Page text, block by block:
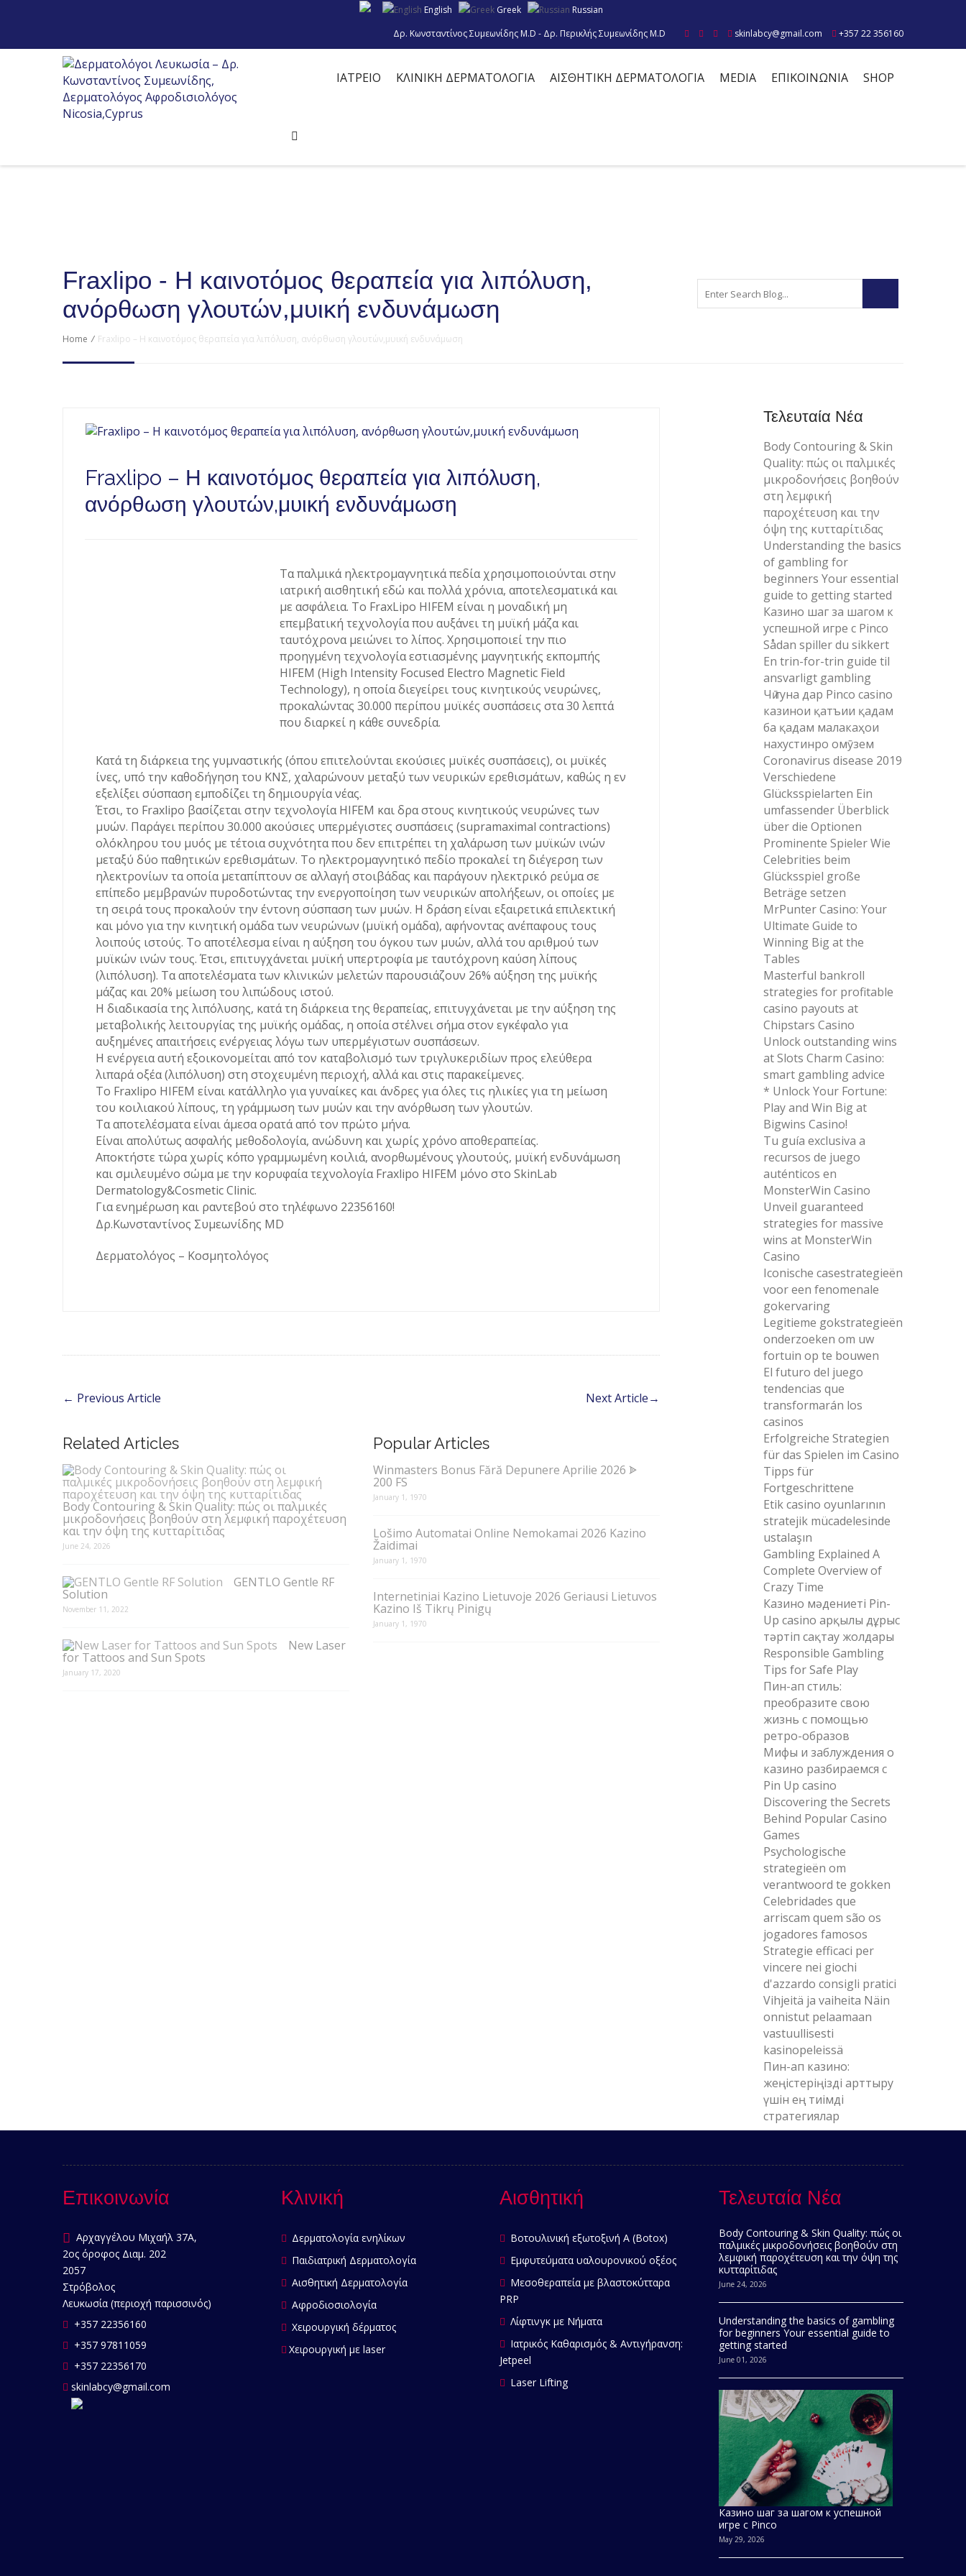
English Greek
Russian
skinlabcy@gmail.com
+357 22 356160
Δρ. Κωνσταντίνος Συμεωνίδης M.D - Δρ. Περικλής Συμεωνίδης M.D
ΙΑΤΡΕΙΟ ΚΛΙΝΙΚΗ ΔΕΡΜΑΤΟΛΟΓΙΑ ΑΙΣΘΗΤΙΚΗ ΔΕΡΜΑΤΟΛΟΓΙΑ MEDIA ΕΠΙΚΟΙΝΩΝΙΑ SHOP
Fraxlipo - Η καινοτόμος θεραπεία για λιπόλυση,
ανόρθωση γλουτών,μυική ενδυνάμωση
Home / Fraxlipo – Η καινοτόμος θεραπεία για λιπόλυση, ανόρθωση γλουτών,μυική ενδυνάμωση
Fraxlipo – Η καινοτόμος θεραπεία για λιπόλυση,
ανόρθωση γλουτών,μυική ενδυνάμωση
Τα παλμικά ηλεκτρομαγνητικά πεδία χρησιμοποιούνται στην
ιατρική αισθητική εδώ και πολλά χρόνια, αποτελεσματικά και
με ασφάλεια. Το FraxLipo HIFEM είναι η μοναδική μη
επεμβατική τεχνολογία που αυξάνει τη μυϊκή μάζα και
ταυτόχρονα μειώνει το λίπος. Χρησιμοποιεί την πιο
προηγμένη τεχνολογία εστιασμένης μαγνητικής εκπομπής
HIFEM (High Intensity Focused Electro Magnetic Field
Technology), η οποία διεγείρει τους κινητικούς νευρώνες,
προκαλώντας 30.000 περίπου μυϊκές συσπάσεις στα 30 λεπτά
που διαρκεί η κάθε συνεδρία.
Κατά τη διάρκεια της γυμναστικής (όπου επιτελούνται εκούσιες μυϊκές συσπάσεις), οι μυϊκές
ίνες, υπό την καθοδήγηση του ΚΝΣ, χαλαρώνουν μεταξύ των νευρικών ερεθισμάτων, καθώς η εν
εξελίξει σύσπαση εμποδίζει τη δημιουργία νέας.
Έτσι, το Fraxlipo βασίζεται στην τεχνολογία HIFEM και δρα στους κινητικούς νευρώνες των
μυών. Παράγει περίπου 30.000 ακούσιες υπερμέγιστες συσπάσεις (supramaximal contractions)
ολόκληρου του μυός με τέτοια συχνότητα που δεν επιτρέπει τη χαλάρωση των μυϊκών ινών
μεταξύ δύο παθητικών ερεθισμάτων. Το ηλεκτρομαγνητικό πεδίο προκαλεί τη διέγερση των
ηλεκτρονίων τα οποία μεταπίπτουν σε αλλαγή στοιβάδας και παράγουν ηλεκτρικό ρεύμα σε
επίπεδο μεμβρανών πυροδοτώντας την ενεργοποίηση των νευρικών απολήξεων, οι οποίες με
τη σειρά τους προκαλούν την έντονη σύσπαση των μυών. Η δράση είναι εξαιρετικά επιλεκτική
και μόνο για την κινητική ομάδα των νευρώνων (μυϊκή ομάδα), αφήνοντας ανέπαφους τους
λοιπούς ιστούς. Το αποτέλεσμα είναι η αύξηση του όγκου των μυών, αλλά του αριθμού των
μυϊκών ινών τους. Έτσι, επιτυγχάνεται μυϊκή υπερτροφία με ταυτόχρονη καύση λίπους
(λιπόλυση). Τα αποτελέσματα των κλινικών μελετών παρουσιάζουν 26% αύξηση της μυϊκής
μάζας και 20% μείωση του λιπώδους ιστού.
Η διαδικασία της λιπόλυσης, κατά τη διάρκεια της θεραπείας, επιτυγχάνεται με την αύξηση της
μεταβολικής λειτουργίας της μυϊκής ομάδας, η οποία στέλνει σήμα στον εγκέφαλο για
αυξημένες απαιτήσεις ενέργειας λόγω των υπερμέγιστων συσπάσεων.
Η ενέργεια αυτή εξοικονομείται από τον καταβολισμό των τριγλυκεριδίων προς ελεύθερα
λιπαρά οξέα (λιπόλυση) στη στοχευμένη περιοχή, αλλά και στις παρακείμενες.
Το Fraxlipo HIFEM είναι κατάλληλο για γυναίκες και άνδρες για όλες τις ηλικίες για τη μείωση
του κοιλιακού λίπους, τη γράμμωση των μυών και την ανόρθωση των γλουτών.
Τα αποτελέσματα είναι άμεσα ορατά από τον πρώτο μήνα.
Είναι απολύτως ασφαλής μεθοδολογία, ανώδυνη και χωρίς χρόνο αποθεραπείας.
Αποκτήστε τώρα χωρίς κόπο γραμμωμένη κοιλιά, ανορθωμένους γλουτούς, μυϊκή ενδυνάμωση
και σμιλευμένο σώμα με την κορυφαία τεχνολογία Fraxlipo HIFEM μόνο στο SkinLab
Dermatology&Cosmetic Clinic.
Για ενημέρωση και ραντεβού στο τηλέφωνο 22356160!
Δρ.Κωνσταντίνος Συμεωνίδης ΜD
Δερματολόγος – Κοσμητολόγος
← Previous Article Next Article→
Related Articles
Body Contouring & Skin Quality: πώς οι παλμικές
μικροδονήσεις βοηθούν στη λεμφική παροχέτευση
και την όψη της κυτταρίτιδας
June 24, 2026
GENTLO Gentle RF
Solution
November 11, 2022
New Laser
for Tattoos and Sun Spots
January 17, 2020
Popular Articles
Winmasters Bonus Fără Depunere Aprilie 2026 ᗎ
200 FS
January 1, 1970
Lošimo Automatai Online Nemokamai 2026 Kazino
Žaidimai
January 1, 1970
Internetiniai Kazino Lietuvoje 2026 Geriausi Lietuvos
Kazino Iš Tikrų Pinigų
January 1, 1970
Τελευταία Νέα
Body Contouring & Skin
Quality: πώς οι παλμικές
μικροδονήσεις βοηθούν
στη λεμφική
παροχέτευση και την
όψη της κυτταρίτιδας
Understanding the basics
of gambling for
beginners Your essential
guide to getting started
Казино шаг за шагом к
успешной игре с Pinco
Sådan spiller du sikkert
En trin-for-trin guide til
ansvarligt gambling
Чӣ гуна дар Pinco casino
казинои қатъии қадам
ба қадам малакаҳои
нахустинро омӯзем
Coronavirus disease 2019
Verschiedene
Glücksspielarten Ein
umfassender Überblick
über die Optionen
Prominente Spieler Wie
Celebrities beim
Glücksspiel große
Beträge setzen
MrPunter Casino: Your
Ultimate Guide to
Winning Big at the
Tables
Masterful bankroll
strategies for profitable
casino payouts at
Chipstars Casino
Unlock outstanding wins
at Slots Charm Casino:
smart gambling advice
* Unlock Your Fortune:
Play and Win Big at
Bigwins Casino!
Tu guía exclusiva a
recursos de juego
auténticos en
MonsterWin Casino
Unveil guaranteed
strategies for massive
wins at MonsterWin
Casino
Iconische casestrategieën
voor een fenomenale
gokervaring
Legitieme gokstrategieën
onderzoeken om uw
fortuin op te bouwen
El futuro del juego
tendencias que
transformarán los
casinos
Erfolgreiche Strategien
für das Spielen im Casino
Tipps für
Fortgeschrittene
Etik casino oyunlarının
stratejik mücadelesinde
ustalaşın
Gambling Explained A
Complete Overview of
Crazy Time
Казино мәдениеті Pin-
Up casino арқылы дұрыс
тәртіп сақтау жолдары
Responsible Gambling
Tips for Safe Play
Пин-ап стиль:
преобразите свою
жизнь с помощью
ретро-образов
Мифы и заблуждения о
казино разбираемся с
Pin Up casino
Discovering the Secrets
Behind Popular Casino
Games
Psychologische
strategieën om
verantwoord te gokken
Celebridades que
arriscam quem são os
jogadores famosos
Strategie efficaci per
vincere nei giochi
d'azzardo consigli pratici
Vihjeitä ja vaiheita Näin
onnistut pelaamaan
vastuullisesti
kasinopeleissä
Пин-ап казино:
жеңістеріңізді арттыру
үшін ең тиімді
стратегиялар
Επικοινωνία
Αρχαγγέλου Μιχαήλ 37Α,
2ος όροφος Διαμ. 202
2057
Στρόβολος
Λευκωσία (περιοχή παρισσινός)
+357 22356160
+357 97811059
+357 22356170
skinlabcy@gmail.com
Κλινική
Δερματολογία ενηλίκων
Παιδιατρική Δερματολογία
Αισθητική Δερματολογία
Αφροδιοσιολογία
Χειρουργική δέρματος
Χειρουργική με laser
Αισθητική
Βοτουλινική εξωτοξινή Α (Botox)
Εμφυτεύματα υαλουρονικού οξέος
Μεσοθεραπεία με βλαστοκύτταρα
PRP
Λίφτινγκ με Νήματα
Ιατρικός Καθαρισμός & Αντιγήρανση:
Jetpeel
Laser Lifting
Τελευταία Νέα
Body Contouring & Skin Quality: πώς οι
παλμικές μικροδονήσεις βοηθούν στη
λεμφική παροχέτευση και την όψη της
κυτταρίτιδας
June 24, 2026
Understanding the basics of gambling
for beginners Your essential guide to
getting started
June 01, 2026
Казино шаг за шагом к успешной
игре с Pinco
May 29, 2026